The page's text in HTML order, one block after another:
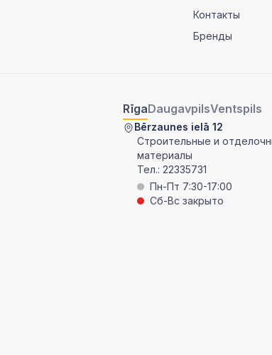
Контакты
Бренды
RīgaDaugavpilsVentspils
Bērzaunes ielā 12
Строительные и
материалы
Тел.: 22335731
Пн-Пт 7:30-17:00
Сб-Вс закрыто